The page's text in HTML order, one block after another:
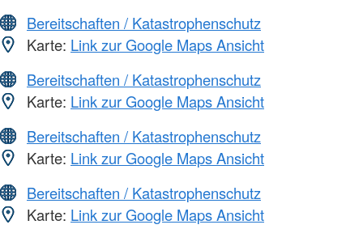
Bereitschaften / Katastrophenschutz
Karte: Link zur Google Maps Ansicht
Bereitschaften / Katastrophenschutz
Karte: Link zur Google Maps Ansicht
Bereitschaften / Katastrophenschutz
Karte: Link zur Google Maps Ansicht
Bereitschaften / Katastrophenschutz
Karte: Link zur Google Maps Ansicht